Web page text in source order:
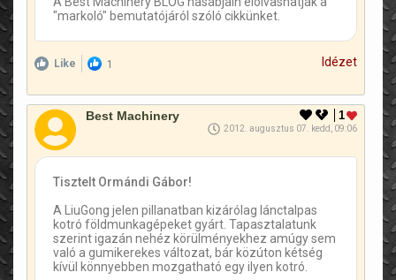
"markoló" bemutatójáról szóló cikkünket.
Like 1 Idézet
1
Best Machinery
2012. augusztus 07. kedd, 09:06
Tisztelt Ormándi Gábor!
A LiuGong jelen pillanatban kizárólag lánctalpas
kotró földmunkagépeket gyárt. Tapasztalatunk
szerint igazán nehéz körülményekhez amúgy sem
való a gumikerekes változat, bár közúton kétség
kívül könnyebben mozgatható egy ilyen kotró.